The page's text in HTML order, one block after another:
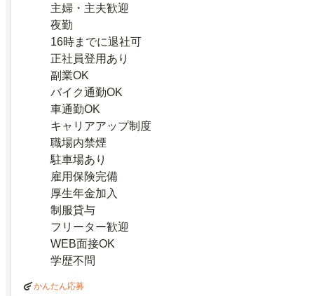
主婦・主夫歓迎
夜勤
16時までに退社可
正社員登用あり
副業OK
バイク通勤OK
車通勤OK
キャリアアップ制度
職場内禁煙
駐車場あり
雇用保険完備
厚生年金加入
制服貸与
フリーター歓迎
WEB面接OK
学歴不問
かんたん応募